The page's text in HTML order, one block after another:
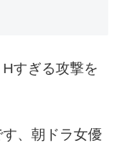
すぎる攻撃を
、朝ドラ女優